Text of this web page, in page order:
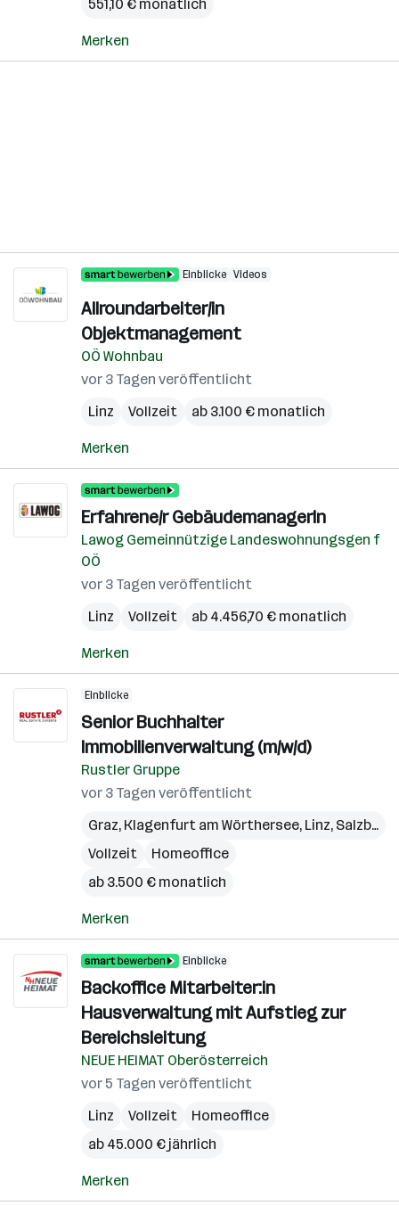
551,10 € monatlich
Merken
Einblicke Videos
Allroundarbeiter/in
Objektmanagement
OÖ Wohnbau
vor 3 Tagen veröffentlicht
Linz
Vollzeit ab 3.100 € monatlich
Merken
Erfahrene/r GebäudemanagerIn
Lawog Gemeinnützige Landeswohnungsgen f
OÖ
vor 3 Tagen veröffentlicht
Linz
Vollzeit ab 4.456,70 € monatlich
Merken
Einblicke
Senior Buchhalter
Immobilienverwaltung (m/w/d)
Rustler Gruppe
vor 3 Tagen veröffentlicht
Graz, Klagenfurt am Wörthersee, Linz, Salzburg
Vollzeit
Homeoffice
ab 3.500 € monatlich
Merken
Einblicke
Backoffice Mitarbeiter:in
Hausverwaltung mit Aufstieg zur
Bereichsleitung
NEUE HEIMAT Oberösterreich
vor 5 Tagen veröffentlicht
Linz
Vollzeit
Homeoffice
ab 45.000 € jährlich
Merken